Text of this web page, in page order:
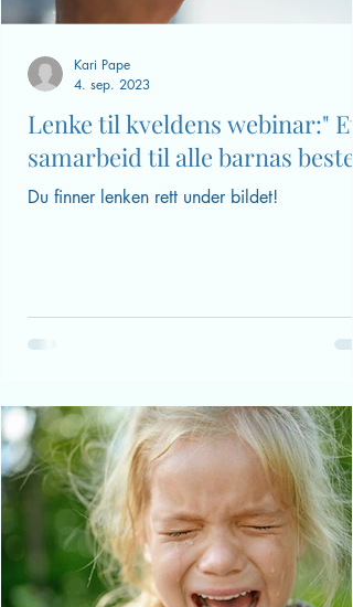
Lenke til kveldens webinar:" Et
samarbeid til alle barnas beste"
Kari Pape
4. sep. 2023